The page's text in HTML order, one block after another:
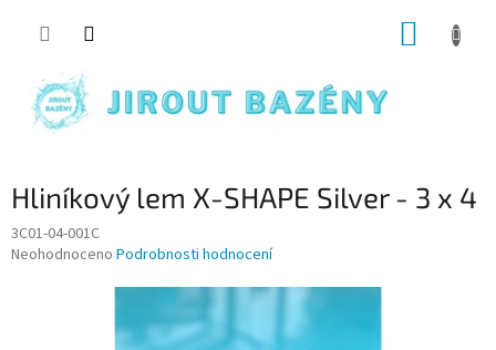
Hliníkový lem X-SHAPE Silver - 3 x 4
3C01-04-001C
Průměrné hodnocení produktu je 0,0 z 5 hvězdiček.
Neohodnoceno Podrobnosti hodnocení